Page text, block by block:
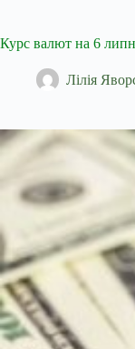
Курс валют на 6
Лілія